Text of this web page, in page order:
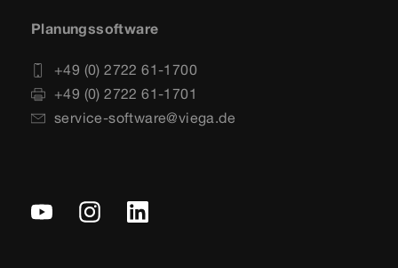
Planungssoftware
+49 (0) 2722 61-1700
+49 (0) 2722 61-1701
service-software@viega.de